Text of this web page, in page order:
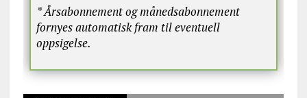
* Årsabonnement og månedsabonnement
fornyes automatisk fram til eventuell
oppsigelse.